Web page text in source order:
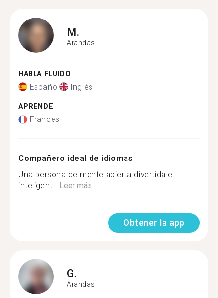
M.
Arandas
HABLA FLUIDO
Español Inglés
APRENDE
Francés
Compañero ideal de idiomas
Una persona de mente abierta divertida e
inteligent...Leer más
Obtener la app
G.
Arandas